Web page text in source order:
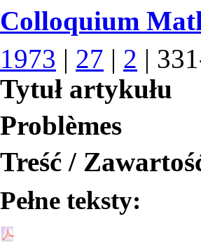
Colloquium
1973 | 27 | 2 |
Tytuł artykułu
Problèmes
Treść /
Pełne teksty: